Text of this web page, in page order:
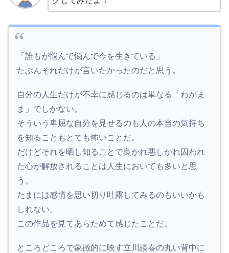
「誰もが悩んで悩んで今を生きている」
たぶんそれだけが言いたかったのだと思う。
自分の人生だけが不幸に感じるのは単なる「わがま
ま」でしかない。
そういう卑屈な自分を見せるのも人の本当の気持ち
を知ることもとても怖いことだ。
だけどそれを晒し知ることで良かれ悪しかれ囚われ
た心が解放されることは人生においても多いと思
う。
たまには感情を思い切り吐露してみるのもいいかも
しれない。
この作品を見てあらためて感じたことだ。
ところどころで象徴的に映す立川談春の丸い背中に